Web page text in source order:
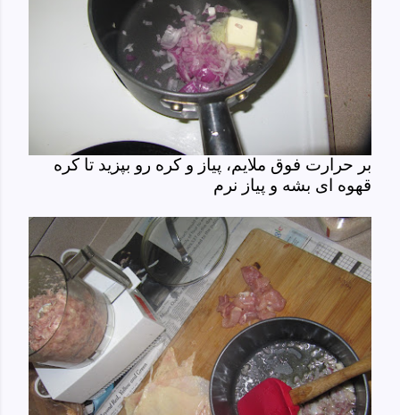
بر حرارت فوق ملایم، پیاز و کره رو بپزید تا کره
قهوه ای بشه و پیاز نرم